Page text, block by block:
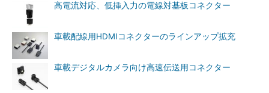
高電流対応、低挿入力の電線対基板コネクター
車載配線用HDMIコネクターのラインアップ拡充
車載デジタルカメラ向け高速伝送用コネクター